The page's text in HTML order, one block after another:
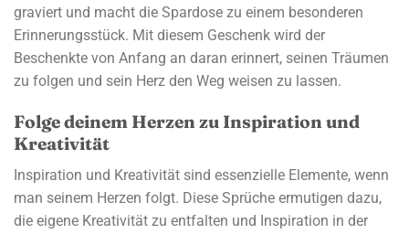
graviert und macht die Spardose zu einem besonderen
Erinnerungsstück. Mit diesem Geschenk wird der
Beschenkte von Anfang an daran erinnert, seinen Träumen
zu folgen und sein Herz den Weg weisen zu lassen.
Folge deinem Herzen zu Inspiration und
Kreativität
Inspiration und Kreativität sind essenzielle Elemente, wenn
man seinem Herzen folgt. Diese Sprüche ermutigen dazu,
die eigene Kreativität zu entfalten und Inspiration in der